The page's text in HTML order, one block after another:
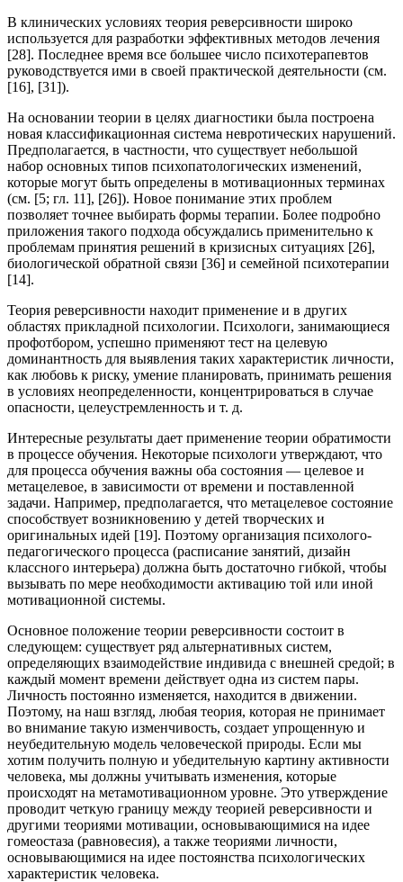
В клинических условиях теория реверсивности широко
используется для разработки эффективных методов лечения
[28]. Последнее время все большее число психотерапевтов
руководствуется ими в своей практической деятельности (см.
[16], [31]).
На основании теории в целях диагностики была построена
новая классификационная система невротических нарушений.
Предполагается, в частности, что существует небольшой
набор основных типов психопатологических изменений,
которые могут быть определены в мотивационных терминах
(см. [5; гл. 11], [26]). Новое понимание этих проблем
позволяет точнее выбирать формы терапии. Более подробно
приложения такого подхода обсуждались применительно к
проблемам принятия решений в кризисных ситуациях [26],
биологической обратной связи [36] и семейной психотерапии
[14].
Теория реверсивности находит применение и в других
областях прикладной психологии. Психологи, занимающиеся
профотбором, успешно применяют тест на целевую
доминантность для выявления таких характеристик личности,
как любовь к риску, умение планировать, принимать решения
в условиях неопределенности, концентрироваться в случае
опасности, целеустремленность и т. д.
Интересные результаты дает применение теории обратимости
в процессе обучения. Некоторые психологи утверждают, что
для процесса обучения важны оба состояния — целевое и
метацелевое, в зависимости от времени и поставленной
задачи. Например, предполагается, что метацелевое состояние
способствует возникновению у детей творческих и
оригинальных идей [19]. Поэтому организация психолого-
педагогического процесса (расписание занятий, дизайн
классного интерьера) должна быть достаточно гибкой, чтобы
вызывать по мере необходимости активацию той или иной
мотивационной системы.
Основное положение теории реверсивности состоит в
следующем: существует ряд альтернативных систем,
определяющих взаимодействие индивида с внешней средой; в
каждый момент времени действует одна из систем пары.
Личность постоянно изменяется, находится в движении.
Поэтому, на наш взгляд, любая теория, которая не принимает
во внимание такую изменчивость, создает упрощенную и
неубедительную модель человеческой природы. Если мы
хотим получить полную и убедительную картину активности
человека, мы должны учитывать изменения, которые
происходят на метамотивационном уровне. Это утверждение
проводит четкую границу между теорией реверсивности и
другими теориями мотивации, основывающимися на идее
гомеостаза (равновесия), а также теориями личности,
основывающимися на идее постоянства психологических
характеристик человека.